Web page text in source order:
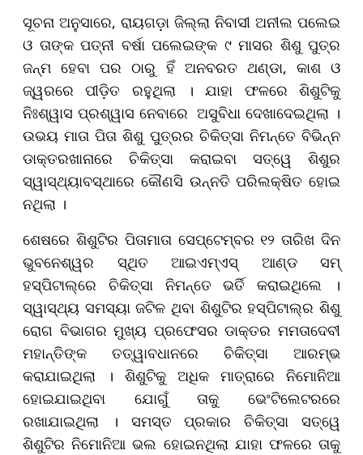
ସୂଚନା ଅନୁସାରେ, ରାୟଗଡ଼ା ଜିଲ୍ଲା ନିବାସୀ ଅନୀଲ ପଲେଇ
ଓ ତାଙ୍କ ପତ୍ନୀ ବର୍ଷା ପଲେଇଙ୍କ ୯ ମାସର ଶିଶୁ ପୁତ୍ର
ଜନ୍ମ ହେବା ପର ଠାରୁ ହିଁ ଅନବରତ ଥଣ୍ଡା, କାଶ ଓ
ଜ୍ୱରରେ ପୀଡ଼ିତ ରହୁଥିଲା । ଯାହା ଫଳରେ ଶିଶୁଟିକୁ
ନିଃଶ୍ୱାସ ପ୍ରଶ୍ୱାସ ନେବାରେ ଅସୁବିଧା ଦେଖାଦେଇଥିଲା ।
ଉଭୟ ମାତା ପିତା ଶିଶୁ ପୁତ୍ରର ଚିକିତ୍ସା ନିମନ୍ତେ ବିଭିନ୍ନ
ଡାକ୍ତରଖାନାରେ ଚିକିତ୍ସା କରାଇବା ସତ୍ୱେ ଶିଶୁର
ସ୍ୱାସ୍ଥ୍ୟାବସ୍ଥାରେ କୌଣସି ଉନ୍ନତି ପରିଲକ୍ଷିତ ହୋଇ
ନଥିଲା ।
ଶେଷରେ ଶିଶୁଟିର ପିତାମାତା ସେପ୍ଟେମ୍ବର ୧୨ ତାରିଖ ଦିନ
ଭୁବନେଶ୍ୱର ସ୍ଥିତ ଆଇଏମ୍‌ଏସ୍ ଆଣ୍ଡ ସମ୍
ହସ୍ପିଟାଲ୍‌ରେ ଚିକିତ୍ସା ନିମନ୍ତେ ଭର୍ତି କରାଇଥିଲେ ।
ସ୍ୱାସ୍ଥ୍ୟ ସମସ୍ୟା ଜଟିଳ ଥିବା ଶିଶୁଟିର ହସ୍ପିଟାଲ୍‌ର ଶିଶୁ
ରୋଗ ବିଭାଗର ମୁଖ୍ୟ ପ୍ରଫେସର ଡାକ୍ତର ମମତାଦେବୀ
ମହାନ୍ତିଙ୍କ ତତ୍ୱାବଧାନରେ ଚିକିତ୍ସା ଆରମ୍ଭ
କରାଯାଇଥିଲା । ଶିଶୁଟିକୁ ଅଧିକ ମାତ୍ରାରେ ନିମୋନିଆ
ହୋଇଯାଇଥିବା ଯୋଗୁଁ ତାକୁ ଭେଂଟିଲେଟରରେ
ରଖାଯାଇଥିଲା । ସମସ୍ତ ପ୍ରକାର ଚିକିତ୍ସା ସତ୍ୱେ
ଶିଶୁଟିର ନିମୋନିଆ ଭଲ ହୋଇନଥିଲା ଯାହା ଫଳରେ ତାକୁ